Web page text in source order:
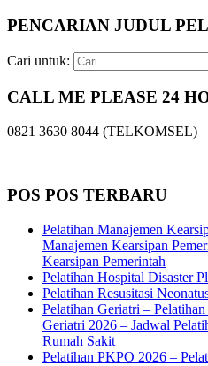
PENCARIAN JUDUL
Cari untuk:
CALL ME PLEASE 24
0821 3630 8044 (TELKOMSEL)
POS POS TERBARU
Pelatihan Manajemen
Manajemen Kearsipan
Kearsipan Pemerintah
Pelatihan Hospital Disaster
Pelatihan Resusitasi
Pelatihan Geriatri –
Geriatri 2026 – Jadwal
Rumah Sakit
Pelatihan PKPO 2026 –